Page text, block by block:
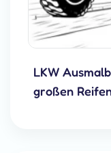
LKW
großen